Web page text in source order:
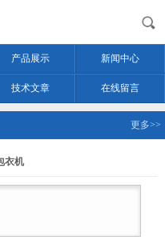
产品展示 新闻中心
技术文章 在线留言
更多>>
衣机